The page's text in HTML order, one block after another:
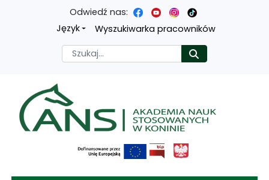
Przejdź
treści
głównej
Przejdź
menu
nawigacyjnego
Przejdź
wyszukiwarki
Przejdź
mapy
strony
Odwiedź nas:
Język
Wyszukiwarka pracowników
Szukaj
Akademia nauk